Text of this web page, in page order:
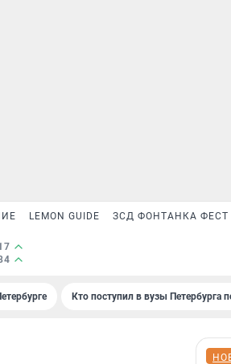
LEMON GUIDE ЗСД ФОНТАНКА ФЕСТ
Кто поступил в вузы Петербурга